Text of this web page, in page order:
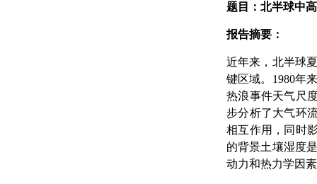
题目： 北半球中
报告摘要：
近年来，北半球
键区域。 1980年
热浪事件天气尺
步分析了大气环
相互作用，同时
的背景土壤湿度
动力和热力学因